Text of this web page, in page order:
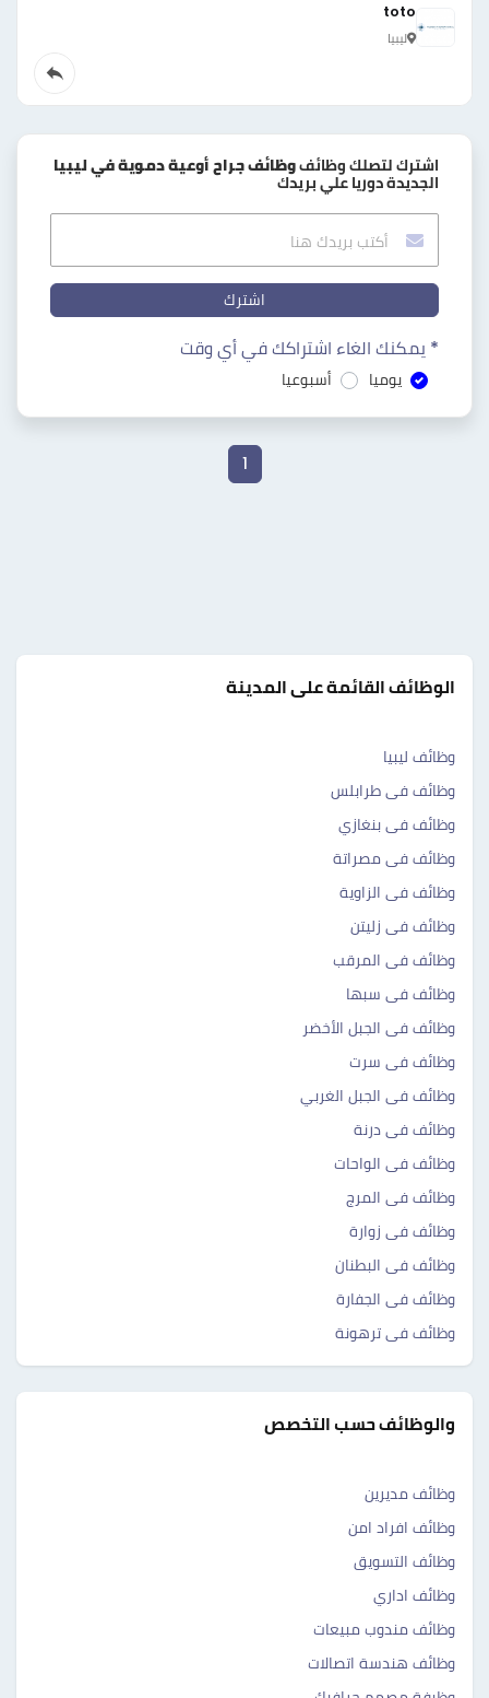
toto
ليبيا
اشترك لتصلك وظائفوظائف جراح أوعية دموية في ليبيا
الجديدة دوريا علي بريدك
اشترك
* يمكنك الغاء اشتراكك في أي وقت
يوميا أسبوعيا
1
الوظائف القائمة على المدينة
وظائف ليبيا
وظائف فى طرابلس
وظائف فى بنغازي
وظائف فى مصراتة
وظائف فى الزاوية
وظائف فى زليتن
وظائف فى المرقب
وظائف فى سبها
وظائف فى الجبل الأخضر
وظائف فى سرت
وظائف فى الجبل الغربي
وظائف فى درنة
وظائف فى الواحات
وظائف فى المرج
وظائف فى زوارة
وظائف فى البطنان
وظائف فى الجفارة
وظائف فى ترهونة
والوظائف حسب التخصص
وظائف مديرين
وظائف افراد امن
وظائف التسويق
وظائف اداري
وظائف مندوب مبيعات
وظائف هندسة اتصالات